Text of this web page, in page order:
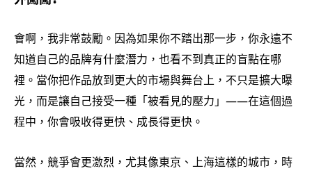
會啊 ， 我非常鼓勵。因為如果你不踏出那一步 ， 你永遠不
知道自己的品牌有什麼潛力 ， 也看不到真正的盲點在哪
裡。當你把作品放到更大的市場與舞台上 ， 不只是擴大曝
光 ， 而是讓自己接受一種「被看見的壓力」 ——在這個過
程中 ， 你會吸收得更快、成長得更快。
當然 ， 競爭會更激烈 ， 尤其像東京、上海這樣的城市 ， 時